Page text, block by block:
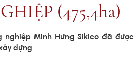
(475,4ha)
nghiệp Minh Hưng Sikico đã được
dựng